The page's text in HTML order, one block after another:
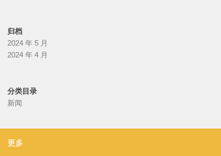
归档
2024 年 5 月
2024 年 4 月
分类目录
新闻
更多